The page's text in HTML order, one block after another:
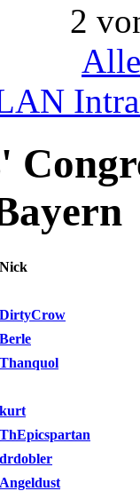
2
Nick
DirtyCrow
Berle
Thanquol
kurt
ThEpicspartan
drdobler
Angeldust